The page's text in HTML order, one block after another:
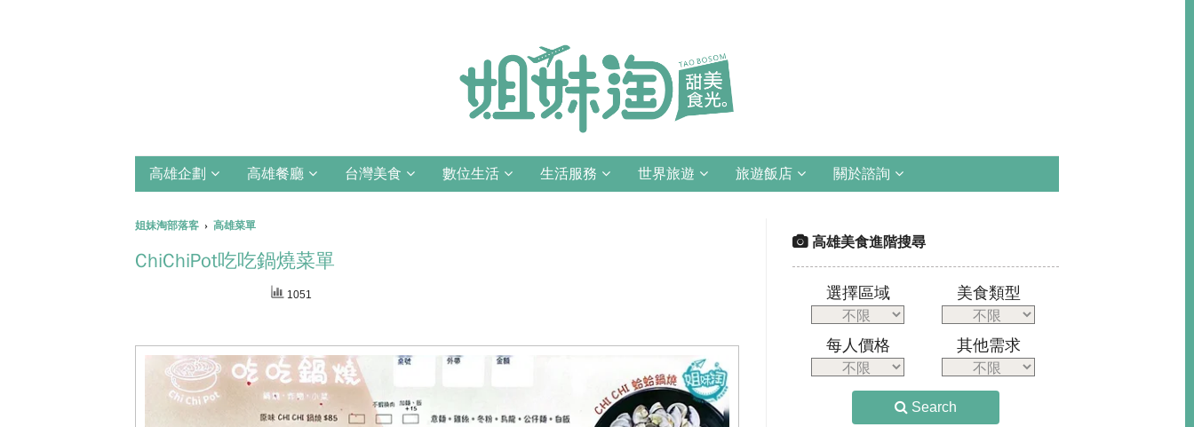
高雄企劃 高雄餐廳 台灣美食 數位生活 生活服務 世界旅遊 旅遊飯店 關於諮詢
姐妹淘部落客 › 高雄菜單
ChiChiPot吃吃鍋燒菜單
1051
高雄美食進階搜尋
選擇區域
每人價格
美食類型
其他需求
Search